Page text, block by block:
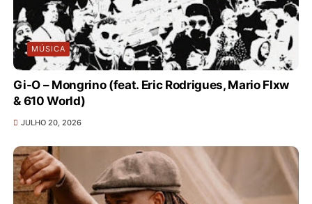
MÚSICA
Gi-O – Mongrino (feat. Eric Rodrigues, Mario Flxw
& 610 World)
JULHO 20, 2026